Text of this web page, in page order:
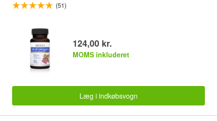
(51)
124,00 kr.
MOMS inkluderet
Læg i indkøbsvogn